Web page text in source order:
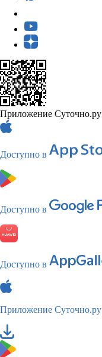
Приложение Суточно.ру
Доступно в
Доступно в
Доступно в
Приложение Суточно.ру